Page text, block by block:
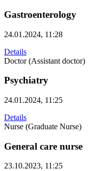
Gastroenterology
24.01.2024, 11:28
Details
Doctor (Assistant doctor)
Psychiatry
24.01.2024, 11:25
Details
Nurse (Graduate Nurse)
General care nurse
23.10.2023, 11:25